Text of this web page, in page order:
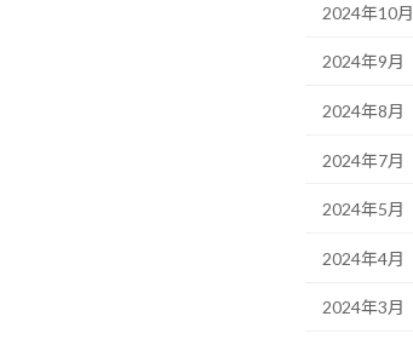
2024年10月
2024年9月
2024年8月
2024年7月
2024年5月
2024年4月
2024年3月